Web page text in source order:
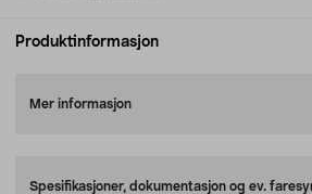
Produktinformasjon
Mer informasjon
Spesifikasjoner, dokumentasjon og ev.